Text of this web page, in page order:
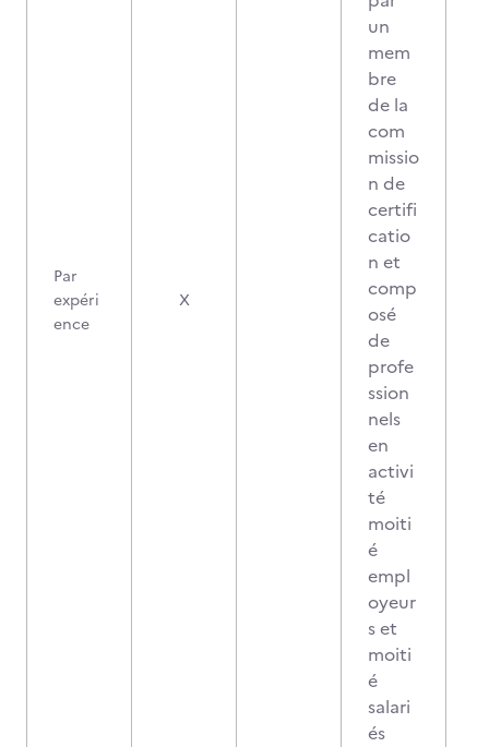
Par
expéri
ence
X
un
mem
bre
de la
com
missio
n de
certifi
catio
n et
comp
osé
de
profe
ssion
nels
en
activi
té
moiti
é
empl
oyeur
s et
moiti
é
salari
és